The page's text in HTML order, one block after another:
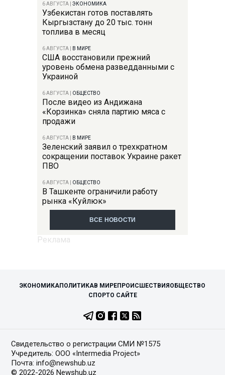
6 АВГУСТА ЭКОНОМИКА
Узбекистан готов поставлять
Кыргызстану до 20 тыс. тонн
топлива в месяц
6 АВГУСТА В МИРЕ
США восстановили прежний
уровень обмена разведданными с
Украиной
6 АВГУСТА ОБЩЕСТВО
После видео из Андижана
«Корзинка» сняла партию мяса с
продажи
6 АВГУСТА В МИРЕ
Зеленский заявил о трехкратном
сокращении поставок Украине ракет
ПВО
6 АВГУСТА ОБЩЕСТВО
В Ташкенте ограничили работу
рынка «Куйлюк»
ВСЕ НОВОСТИ
ЭКОНОМИКАПОЛИТИКАВ МИРЕПРОИСШЕСТВИЯОБЩЕСТВО
СПОРТО САЙТЕ
Свидетельство о регистрации СМИ №1575
Учредитель: ООО «Intermedia Project»
Почта: info@newshub.uz
© 2022-2026 Newshub.uz